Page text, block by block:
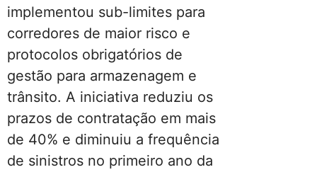
implementou sub-limites para
corredores de maior risco e
protocolos obrigatórios de
gestão para armazenagem e
trânsito. A iniciativa reduziu os
prazos de contratação em mais
de 40% e diminuiu a frequência
de sinistros no primeiro ano da